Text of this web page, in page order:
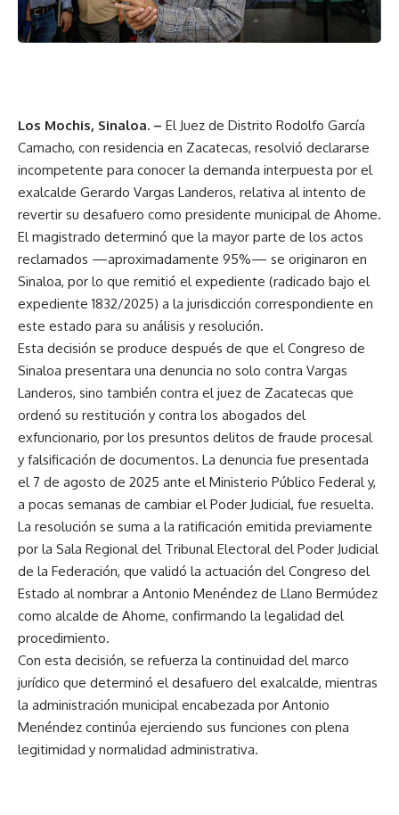
Los Mochis, Sinaloa. – El Juez de Distrito Rodolfo García
Camacho, con residencia en Zacatecas, resolvió declararse
incompetente para conocer la demanda interpuesta por el
exalcalde Gerardo Vargas Landeros, relativa al intento de
revertir su desafuero como presidente municipal de Ahome.
El magistrado determinó que la mayor parte de los actos
reclamados —aproximadamente 95%— se originaron en
Sinaloa, por lo que remitió el expediente (radicado bajo el
expediente 1832/2025) a la jurisdicción correspondiente en
este estado para su análisis y resolución.
Esta decisión se produce después de que el Congreso de
Sinaloa presentara una denuncia no solo contra Vargas
Landeros, sino también contra el juez de Zacatecas que
ordenó su restitución y contra los abogados del
exfuncionario, por los presuntos delitos de fraude procesal
y falsificación de documentos. La denuncia fue presentada
el 7 de agosto de 2025 ante el Ministerio Público Federal y,
a pocas semanas de cambiar el Poder Judicial, fue resuelta.
La resolución se suma a la ratificación emitida previamente
por la Sala Regional del Tribunal Electoral del Poder Judicial
de la Federación, que validó la actuación del Congreso del
Estado al nombrar a Antonio Menéndez de Llano Bermúdez
como alcalde de Ahome, confirmando la legalidad del
procedimiento.
Con esta decisión, se refuerza la continuidad del marco
jurídico que determinó el desafuero del exalcalde, mientras
la administración municipal encabezada por Antonio
Menéndez continúa ejerciendo sus funciones con plena
legitimidad y normalidad administrativa.